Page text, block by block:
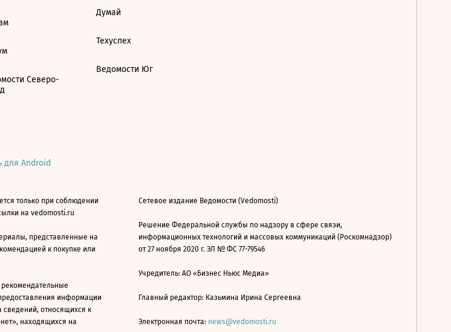
Северо-
Думай
Техуспех
Ведомости Юг
для Android
только при соблюдении
на vedomosti.ru
представленные на
к покупке или
информации
сведений, относящихся к
находящихся на
Сетевое издание Ведомости (Vedomosti)
Решение Федеральной службы по надзору в сфере связи,
информационных технологий и массовых коммуникаций (Роскомнадзор)
от 27 ноября 2020 г. ЭЛ № ФС 77-79546
Учредитель: АО «Бизнес Ньюс Медиа»
Главный редактор: Казьмина Ирина Сергеевна
Электронная почта: news@vedomosti.ru